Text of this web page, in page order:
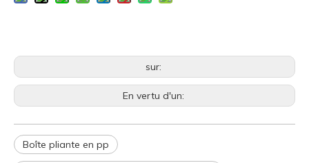
sur:
En vertu d'un:
Boîte pliante en pp